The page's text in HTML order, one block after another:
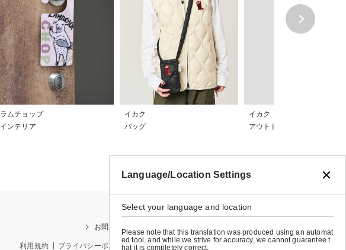
ラムチョップ
インテリア
イカク
バッグ
イカク
アウトドア・スポーツ
お問い合わせ
利用規約 プライバシーポリシー 特定商取引法に基づく表示 会社概要
Language/Location Settings
Select your language and location
Please note that this translation was produced using an automat
ed tool, and while we strive for accuracy, we cannot guarantee t
hat it is completely correct.